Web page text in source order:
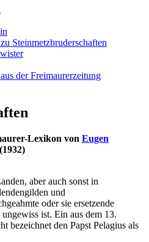
Steinmetzbruderschaften
der Freimaurerzeitung
Lexikon von Eugen
(1932)
aber auch sonst in
und
oder sie ersetzende
ist. Ein aus dem 13.
bezeichnet den Papst Pelagius als